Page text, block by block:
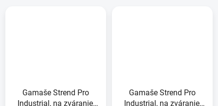
Gamaše Strend Pro
Industrial, na zváranie,
Gamaše Strend Pro
Industrial, na zváranie,